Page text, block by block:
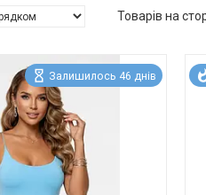
Залишилось 46 днів